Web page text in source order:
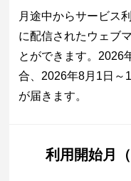
月途中からサービス
に配信されたウェブ
とができます。2026
合、2026年8月1日～
が届きます。
利用開始月